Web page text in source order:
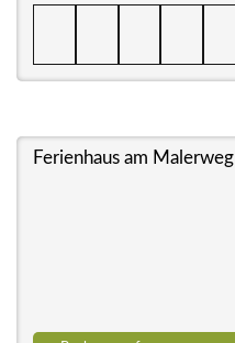
Ferienhaus am Malerweg